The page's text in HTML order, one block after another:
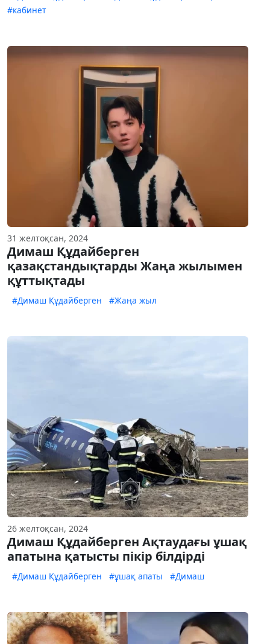
#кабинет
31 желтоқсан, 2024
Димаш Құдайберген
қазақстандықтарды Жаңа жылымен
құттықтады
#Димаш Құдайберген #Жаңа жыл
26 желтоқсан, 2024
Димаш Құдайберген Ақтаудағы ұшақ
апатына қатысты пікір білдірді
#Димаш Құдайберген #ұшақ апаты #Димаш